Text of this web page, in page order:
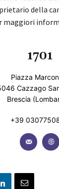
della
maggiori
1701
Piazza
Cazzago
Brescia
+39